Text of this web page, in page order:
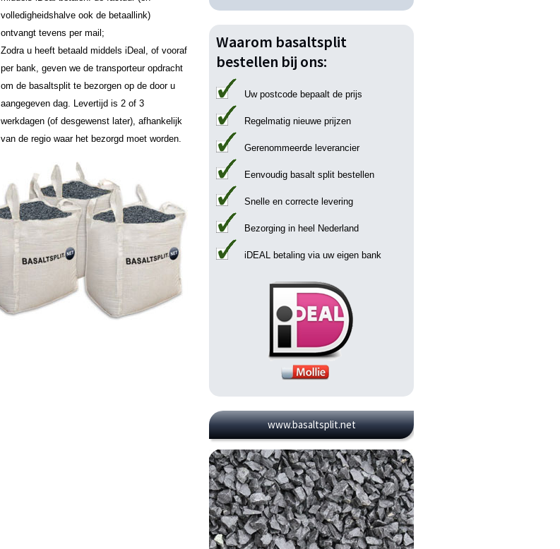
volledigheidshalve ook de betaallink)
ontvangt tevens per mail;
Zodra u heeft betaald middels iDeal, of vooraf
per bank, geven we de transporteur opdracht
om de basaltsplit te bezorgen op de door u
aangegeven dag. Levertijd is 2 of 3
werkdagen (of desgewenst later), afhankelijk
van de regio waar het bezorgd moet worden.
Waarom basaltsplit
bestellen bij ons:
Uw postcode bepaalt de prijs
Regelmatig nieuwe prijzen
Gerenommeerde leverancier
Eenvoudig basalt split bestellen
Snelle en correcte levering
Bezorging in heel Nederland
iDEAL betaling via uw eigen bank
www.basaltsplit.net